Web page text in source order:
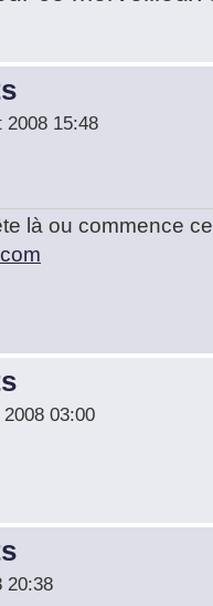
2008 15:48
là ou commence
03:00
20:38